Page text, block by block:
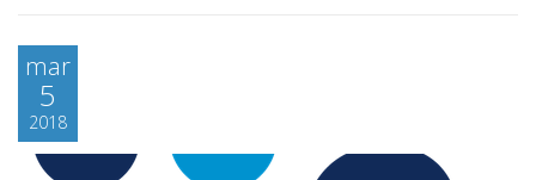
mar
5
2018